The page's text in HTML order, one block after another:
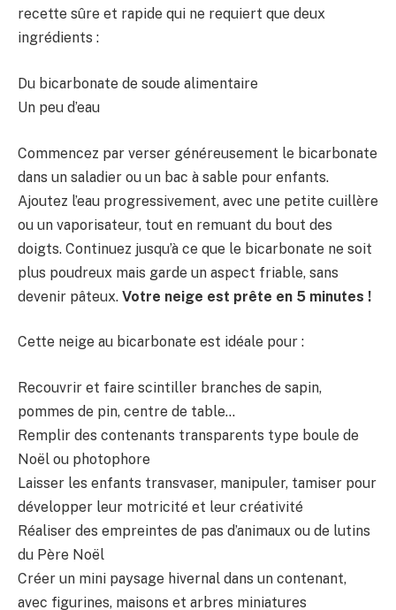
recette sûre et rapide qui ne requiert que deux
ingrédients :
Du bicarbonate de soude alimentaire
Un peu d’eau
Commencez par verser généreusement le bicarbonate
dans un saladier ou un bac à sable pour enfants.
Ajoutez l’eau progressivement, avec une petite cuillère
ou un vaporisateur, tout en remuant du bout des
doigts. Continuez jusqu’à ce que le bicarbonate ne soit
plus poudreux mais garde un aspect friable, sans
devenir pâteux. Votre neige est prête en 5 minutes !
Cette neige au bicarbonate est idéale pour :
Recouvrir et faire scintiller branches de sapin,
pommes de pin, centre de table…
Remplir des contenants transparents type boule de
Noël ou photophore
Laisser les enfants transvaser, manipuler, tamiser pour
développer leur motricité et leur créativité
Réaliser des empreintes de pas d’animaux ou de lutins
du Père Noël
Créer un mini paysage hivernal dans un contenant,
avec figurines, maisons et arbres miniatures